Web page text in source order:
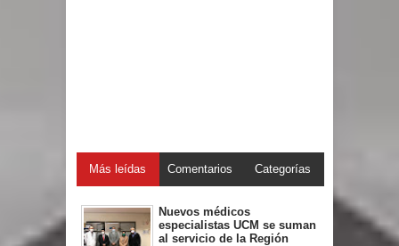
Más leídas Comentarios Categorías
Nuevos médicos
especialistas UCM se suman
al servicio de la Región